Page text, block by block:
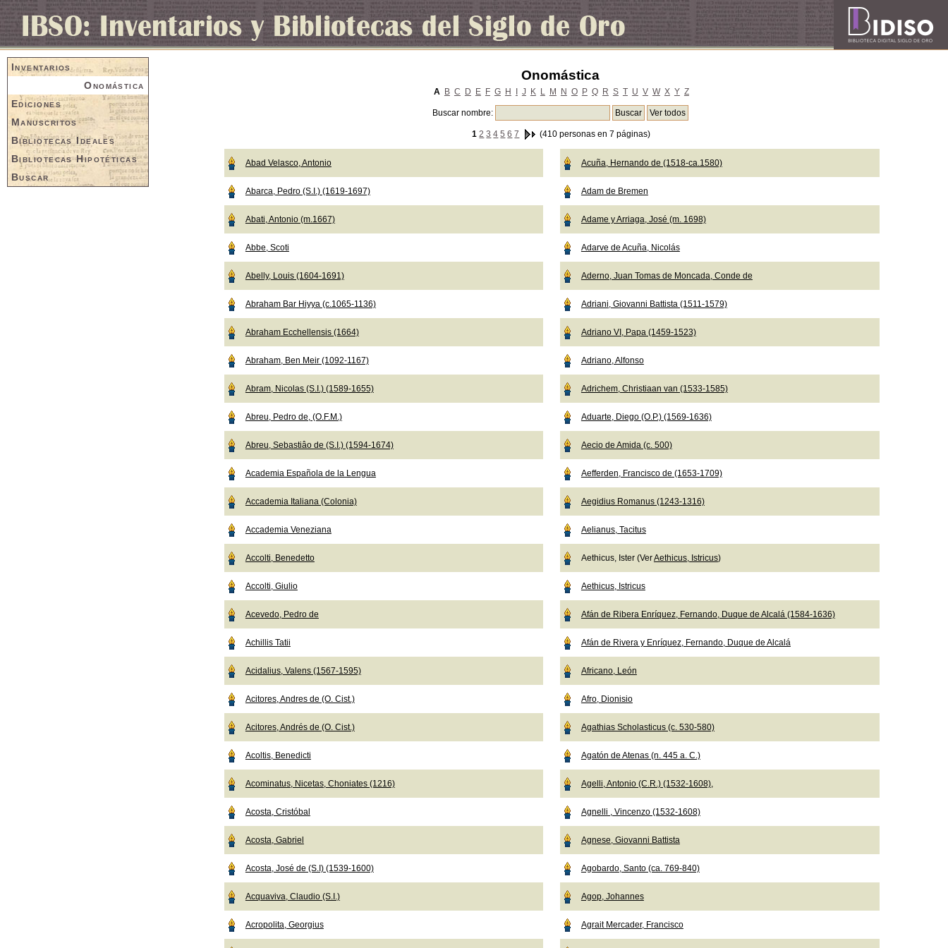
Inventarios
Onomástica
Ediciones
Manuscritos
Bibliotecas Ideales
Bibliotecas Hipotéticas
Buscar
Onomástica
A B C D E F G H J K L M N O P Q R S T U V W X Y Z
Buscar nombre:
1 2 3 4 5 6 7 (410 personas en 7 páginas)
Abad Velasco, Antonio
Abarca, Pedro (S.I.) (1619-1697)
Abati, Antonio (m.1667)
Abbe, Scoti
Abelly, Louis (1604-1691)
Abraham Bar Hiyya (c.1065-1136)
Abraham Ecchellensis (1664)
Abraham, Ben Meir (1092-1167)
Abram, Nicolas (S.I.) (1589-1655)
Abreu, Pedro de, (O.F.M.)
Abreu, Sebastiâo de (S.I.) (1594-1674)
Academia Española de la Lengua
Accademia Italiana (Colonia)
Accademia Veneziana
Accolti, Benedetto
Accolti, Giulio
Acevedo, Pedro de
Achillis Tatii
Acidalius, Valens (1567-1595)
Acitores, Andres de (O. Cist.)
Acitores, Andrés de (O. Cist.)
Acoltis, Benedicti
Acominatus, Nicetas, Choniates (1216)
Acosta, Cristóbal
Acosta, Gabriel
Acosta, José de (S.I) (1539-1600)
Acquaviva, Claudio (S.I.)
Acropolita, Georgius
Acuña, Hernando de (1518-ca.1580)
Adam de Bremen
Adame y Arriaga, José (m. 1698)
Adarve de Acuña, Nicolás
Aderno, Juan Tomas de Moncada, Conde de
Adriani, Giovanni Battista (1511-1579)
Adriano VI, Papa (1459-1523)
Adriano, Alfonso
Adrichem, Christiaan van (1533-1585)
Aduarte, Diego (O.P.) (1569-1636)
Aecio de Amida (c. 500)
Aefferden, Francisco de (1653-1709)
Aegidius Romanus (1243-1316)
Aelianus, Tacitus
Aethicus, Ister (VerAethicus, Istricus)
Aethicus, Istricus
Afán de Ribera Enríquez, Fernando, Duque de Alcalá (1584-1636)
Afán de Rivera y Enríquez, Fernando, Duque de Alcalá
Africano, León
Afro, Dionisio
Agathias Scholasticus (c. 530-580)
Agatón de Atenas (n. 445 a. C.)
Agelli, Antonio (C.R.) (1532-1608),
Agnelli , Vincenzo (1532-1608)
Agnese, Giovanni Battista
Agobardo, Santo (ca. 769-840)
Agop, Johannes
Agrait Mercader, Francisco